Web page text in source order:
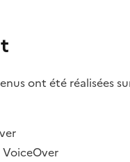
ont été réalisées